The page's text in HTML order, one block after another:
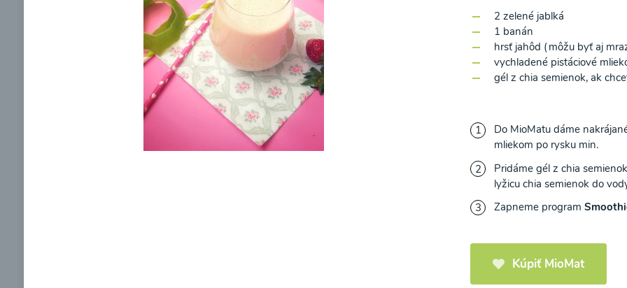
Brokolicová polievka
syrom
2 zelené jablká
1 banán
hrsť jahôd (môžu byť aj
vychladené pistáciové
gél z chia semienok, ak
Do MioMatu dáme
mliekom po rysku min.
Pridáme gél z chia
lyžicu chia semienok do
Zapneme program
Kúpiť MioMat
Odber noviniek a akcií
Odoslaním registrácie na Newsletter súhlasím so spracovaním osobných údajov pre účely zasielania newsletteru
Ochrane osobných údajov
a súhlasím s nimi.